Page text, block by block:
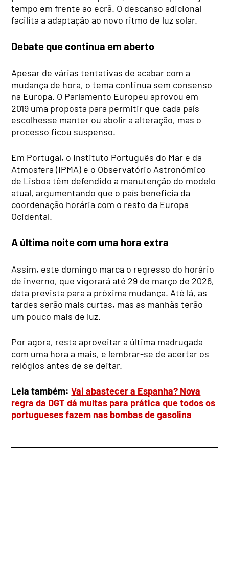
tempo em frente ao ecrã. O descanso adicional
facilita a adaptação ao novo ritmo de luz solar.
Debate que continua em aberto
Apesar de várias tentativas de acabar com a
mudança de hora, o tema continua sem consenso
na Europa. O Parlamento Europeu aprovou em
2019 uma proposta para permitir que cada país
escolhesse manter ou abolir a alteração, mas o
processo ficou suspenso.
Em Portugal, o Instituto Português do Mar e da
Atmosfera (IPMA) e o Observatório Astronómico
de Lisboa têm defendido a manutenção do modelo
atual, argumentando que o país beneficia da
coordenação horária com o resto da Europa
Ocidental.
A última noite com uma hora extra
Assim, este domingo marca o regresso do horário
de inverno, que vigorará até 29 de março de 2026,
data prevista para a próxima mudança. Até lá, as
tardes serão mais curtas, mas as manhãs terão
um pouco mais de luz.
Por agora, resta aproveitar a última madrugada
com uma hora a mais, e lembrar-se de acertar os
relógios antes de se deitar.
Leia também:Vai abastecer a Espanha? Nova
regra da DGT dá multas para prática que todos os
portugueses fazem nas bombas de gasolina